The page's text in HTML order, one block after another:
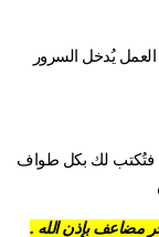
من أعان مسلماً على عبادة الله فله مثل أجره، وهذا العمل يُدخل السرور
عربةٍ داخل الحرم المكي يخدم بها معتمرين عاجزين، فتُكتب لك بكل طواف
بإذن الله .